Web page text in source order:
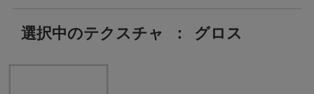
選択中のテクスチャ ： グロス